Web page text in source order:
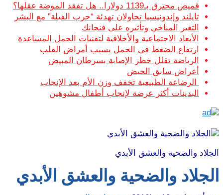
قميص محترق بـ1139 دولارا.. هل تفقد الموضة عقلها؟
تايلند وإندونيسيا تحاولان تهدئة “حرب الفيلة” مع البشر
التغير المناخي وتأثيره على فنجانك
الأبعاد الاجتماعية والأخلاقية لتقنيات الحمل المساعدة
ارتفاع الضغط في الحمل يسبب أمراض القلب
الرياضة تقلل خطر الإصابة بسرطان المبيض
أعراض سابق الحيض
الرضاعة الطبيعية تخفف وزن الأم بعد الإنجاب
البدينات أكثر عرضة لإنجاب أطفال مشوهين
الجلاد والضحية والعشق الأبدي
الجلاد والضحية والعشق الأبدي